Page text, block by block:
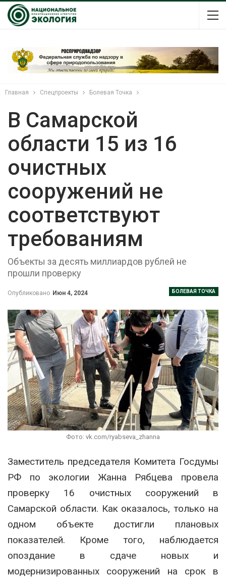
Главная Спецпроекты Болевая Точка
В Самарской
области 15 из 16
очистных
сооружений не
соответствуют
требованиям
Объекты за десять миллиардов рублей не
прошли проверку
БОЛЕВАЯ ТОЧКА
Опубликовано Июн 4, 2024
Фото: vk.com/ryabseva_zhanna
Заместитель председателя Комитета Госдумы
РФ по экологии Жанна Рябцева провела
проверку 16 очистных сооружений в
Самарской области. Как оказалось, только на
одном объекте достигли плановых
показателей. Кроме того, наблюдается
опоздание в сдаче новых и
модернизированных сооружений на срок в